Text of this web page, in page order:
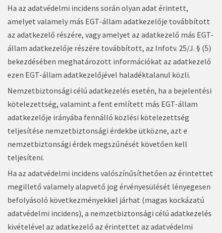
Ha az adatvédelmi incidens során olyan adat érintett,
amelyet valamely más EGT-állam adatkezelője továbbított
az adatkezelő részére, vagy amelyet az adatkezelő más EGT-
állam adatkezelője részére továbbított, az Infotv. 25/J. § (5)
bekezdésében meghatározott információkat az adatkezelő
ezen EGT-állam adatkezelőjével haladéktalanul közli.
Nemzetbiztonsági célú adatkezelés esetén, ha a bejelentési
kötelezettség, valamint a fent említett más EGT-állam
adatkezelője irányába fennálló közlési kötelezettség
teljesítése nemzetbiztonsági érdekbe ütközne, azt e
nemzetbiztonsági érdek megszűnését követően kell
teljesíteni.
Ha az adatvédelmi incidens valószínűsíthetően az érintettet
megillető valamely alapvető jog érvényesülését lényegesen
befolyásoló következményekkel járhat (magas kockázatú
adatvédelmi incidens), a nemzetbiztonsági célú adatkezelés
kivételével az adatkezelő az érintettet az adatvédelmi